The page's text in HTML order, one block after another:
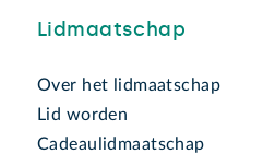
Lidmaatschap
Over het lidmaatschap
Lid worden
Cadeaulidmaatschap